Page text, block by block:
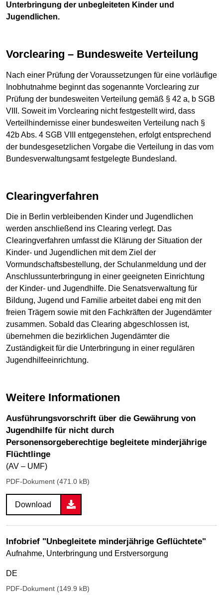
Unterbringung der unbegleiteten Kinder und
Jugendlichen.
Vorclearing – Bundesweite Verteilung
Nach einer Prüfung der Voraussetzungen für eine vorläufige
Inobhutnahme beginnt das sogenannte Vorclearing zur
Prüfung der bundesweiten Verteilung gemäß § 42 a, b SGB
VIII. Soweit im Vorclearing nicht festgestellt wird, dass
Verteilhindernisse einer bundesweiten Verteilung nach §
42b Abs. 4 SGB VIII entgegenstehen, erfolgt entsprechend
der bundesgesetzlichen Vorgabe die Verteilung in das vom
Bundesverwaltungsamt festgelegte Bundesland.
Clearingverfahren
Die in Berlin verbleibenden Kinder und Jugendlichen
werden anschließend ins Clearing verlegt. Das
Clearingverfahren umfasst die Klärung der Situation der
Kinder- und Jugendlichen mit dem Ziel der
Vormundschaftsbestellung, der Schulanmeldung und der
Anschlussunterbringung in einer geeigneten Einrichtung
der Kinder- und Jugendhilfe. Die Senatsverwaltung für
Bildung, Jugend und Familie arbeitet dabei eng mit den
freien Trägern sowie mit den Fachkräften der Jugendämter
zusammen. Sobald das Clearing abgeschlossen ist,
übernehmen die bezirklichen Jugendämter die
Zuständigkeit für die Unterbringung in einer regulären
Jugendhilfeeinrichtung.
Weitere Informationen
Ausführungsvorschrift über die Gewährung von
Jugendhilfe für nicht durch
Personensorgeberechtige begleitete minderjährige
Flüchtlinge
(AV – UMF)
PDF-Dokument (471.0 kB)
Download
Infobrief "Unbegleitete minderjährige Geflüchtete"
Aufnahme, Unterbringung und Erstversorgung
DE
PDF-Dokument (149.9 kB)